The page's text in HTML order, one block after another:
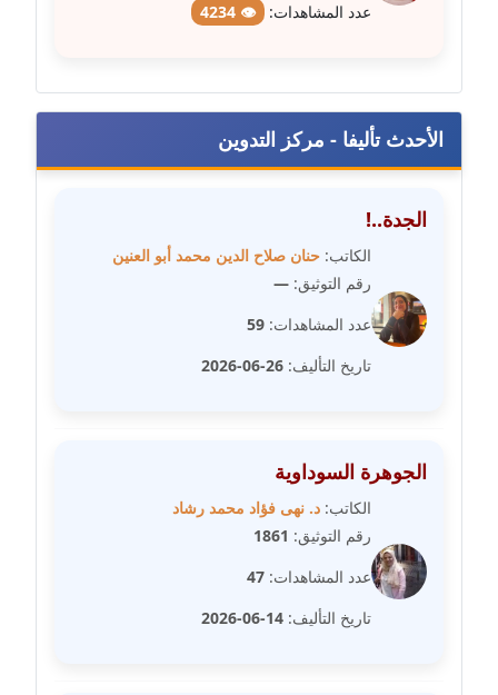
مدونة علا ابو السعادات
مدونة علا الأزوك
عاملة
مدونة علي الصادق
مدونة علي الفشني
عاملة
مدونة عمرو عاطف
عاملة
مدونة غادة زهران
عاملة
عدد المشاهدات: 👁 4234
الأحدث تأليفا - مركز التدوين
الجدة..!
الكاتب: حنان صلاح الدين محمد أبو العنين
رقم التوثيق: —
عدد المشاهدات: 59
تاريخ التأليف: 26-06-2026
الجوهرة السوداوية
الكاتب: د. نهى فؤاد محمد رشاد
رقم التوثيق: 1861
عدد المشاهدات: 47
تاريخ التأليف: 14-06-2026